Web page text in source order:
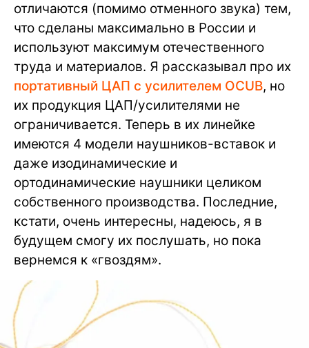
отличаются (помимо отменного звука) тем,
что сделаны максимально в России и
используют максимум отечественного
труда и материалов. Я рассказывал про их
портативный ЦАП с усилителем OCUB, но
их продукция ЦАП/усилителями не
ограничивается. Теперь в их линейке
имеются 4 модели наушников-вставок и
даже изодинамические и
ортодинамические наушники целиком
собственного производства. Последние,
кстати, очень интересны, надеюсь, я в
будущем смогу их послушать, но пока
вернемся к «гвоздям».